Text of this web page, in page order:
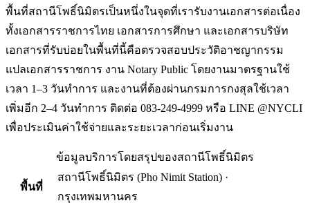
พื้นที่สถานีโพธิ์นิมิตรเป็นหนึ่งในจุดที่เรารับงานเอกสารต่อเนื่อง
ทั้งเอกสารราชการไทย เอกสารการศึกษา และเอกสารบริษัท
เอกสารที่รับบ่อยในพื้นที่นี้คือตรวจสอบประวัติอาชญากรรม
แปลเอกสารราชการ งาน Notary Public โดยงานมาตรฐานใช้
เวลา 1–3 วันทำการ และงานที่ต้องผ่านกรมการกงสุลใช้เวลา
เพิ่มอีก 2–4 วันทำการ ติดต่อ 083-249-4999 หรือ LINE @NYCLI
เพื่อประเมินค่าใช้จ่ายและระยะเวลาก่อนเริ่มงาน
ข้อมูลบริการโดยสรุปของสถานีโพธิ์นิมิตร
พื้นที่
สถานีโพธิ์นิมิตร (Pho Nimit Station) ·
กรุงเทพมหานคร